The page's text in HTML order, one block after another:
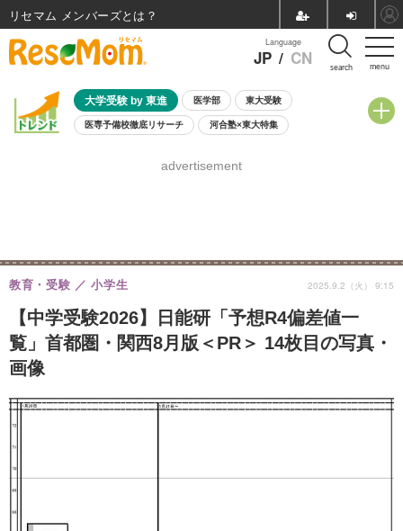
menu
Language
JP / CN search
大学受験 by 東進 医学部 東大受験
医専予備校徹底リサーチ 河合塾×東大特集
8月開催学校説明会・相談会
advertisement
【中学受験2026】日能研「予想R4偏差値一
覧」首都圏・関西8月版＜PR＞ 14枚目の写真・
画像
教育・受験 小学生 2025.9.2（火） 9:15
リセマム メンバーズ